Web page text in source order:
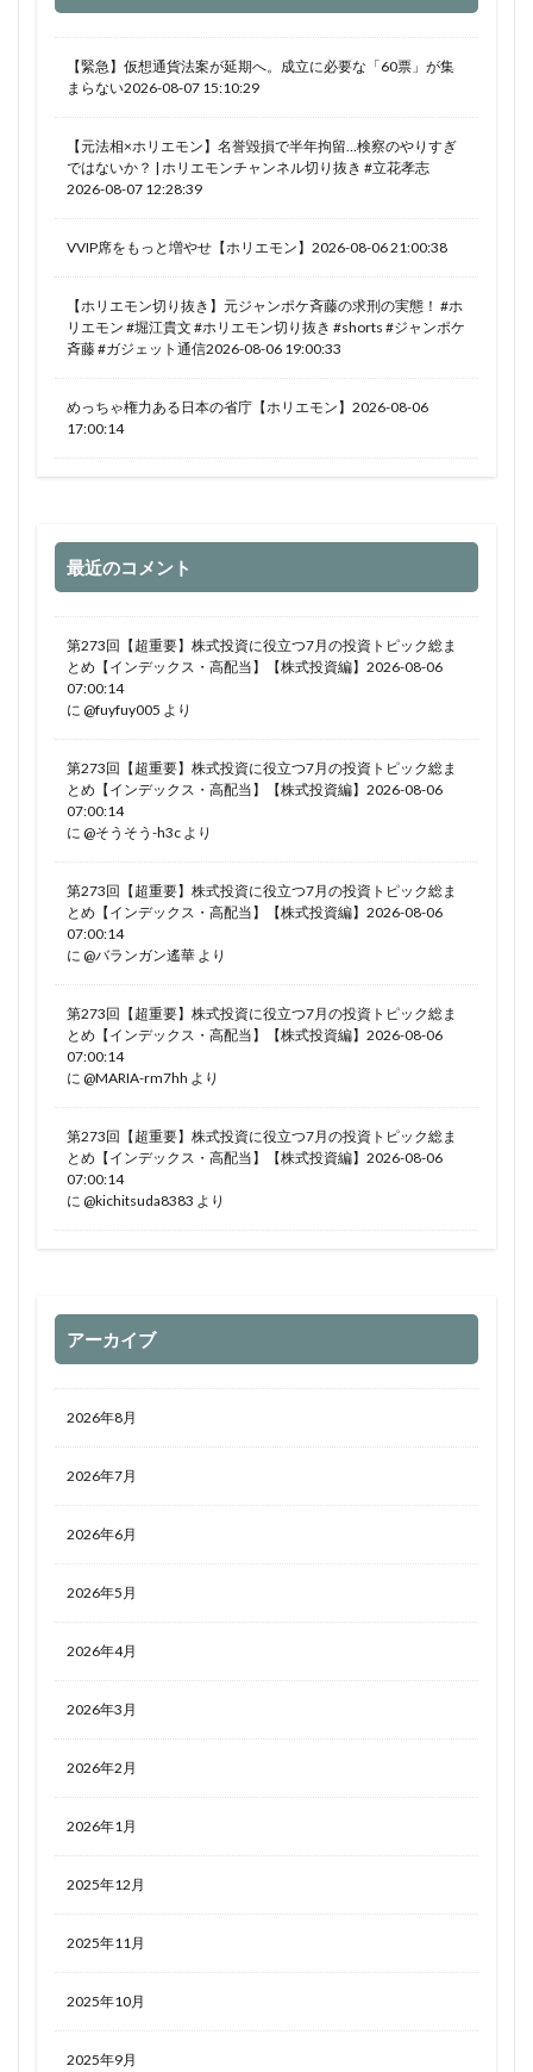
【緊急】仮想通貨法案が延期へ。成立に必要な「60票」が集
まらない2026-08-07 15:10:29
【元法相×ホリエモン】名誉毀損で半年拘留…検察のやりすぎ
ではないか？ | ホリエモンチャンネル切り抜き #立花孝志
2026-08-07 12:28:39
VVIP席をもっと増やせ【ホリエモン】2026-08-06 21:00:38
【ホリエモン切り抜き】元ジャンポケ斉藤の求刑の実態！ #ホ
リエモン #堀江貴文 #ホリエモン切り抜き #shorts #ジャンポケ
斉藤 #ガジェット通信2026-08-06 19:00:33
めっちゃ権力ある日本の省庁【ホリエモン】2026-08-06
17:00:14
最近のコメント
第273回【超重要】株式投資に役立つ7月の投資トピック総ま
とめ【インデックス・高配当】【株式投資編】2026-08-06
07:00:14
に @fuyfuy005 より
第273回【超重要】株式投資に役立つ7月の投資トピック総ま
とめ【インデックス・高配当】【株式投資編】2026-08-06
07:00:14
に @そうそう-h3c より
第273回【超重要】株式投資に役立つ7月の投資トピック総ま
とめ【インデックス・高配当】【株式投資編】2026-08-06
07:00:14
に @バランガン遙華 より
第273回【超重要】株式投資に役立つ7月の投資トピック総ま
とめ【インデックス・高配当】【株式投資編】2026-08-06
07:00:14
に @MARIA-rm7hh より
第273回【超重要】株式投資に役立つ7月の投資トピック総ま
とめ【インデックス・高配当】【株式投資編】2026-08-06
07:00:14
に @kichitsuda8383 より
アーカイブ
2026年8月
2026年7月
2026年6月
2026年5月
2026年4月
2026年3月
2026年2月
2026年1月
2025年12月
2025年11月
2025年10月
2025年9月